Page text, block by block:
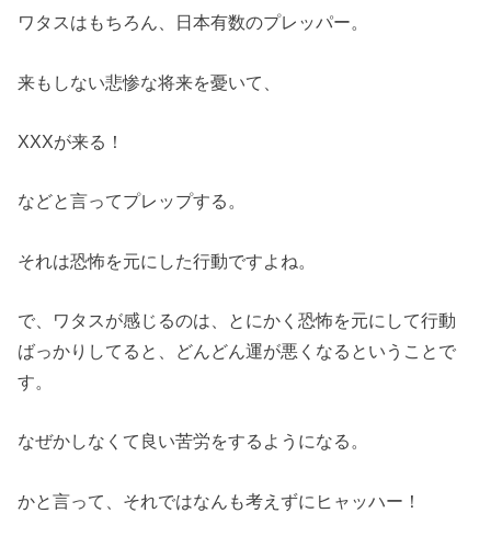
ワタスはもちろん、日本有数のプレッパー。
来もしない悲惨な将来を憂いて、
XXXが来る！
などと言ってプレップする。
それは恐怖を元にした行動ですよね。
で、ワタスが感じるのは、とにかく恐怖を元にして行動
ばっかりしてると、どんどん運が悪くなるということで
す。
なぜかしなくて良い苦労をするようになる。
かと言って、それではなんも考えずにヒャッハー！